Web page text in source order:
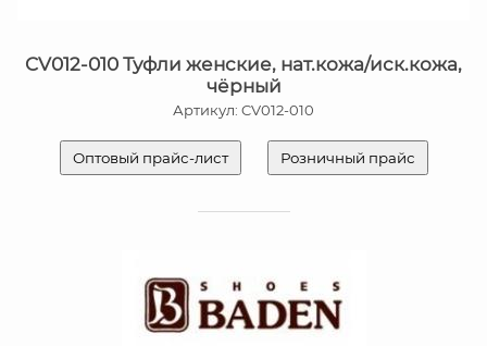
CV012-010 Туфли женские, нат.кожа/иск.кожа,
чёрный
Артикул: CV012-010
Оптовый прайс-лист Розничный прайс